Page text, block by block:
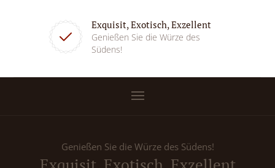
Exquisit, Exotisch, Exzellent
Genießen Sie die Würze des
Südens!
Genießen Sie die Würze des Südens!